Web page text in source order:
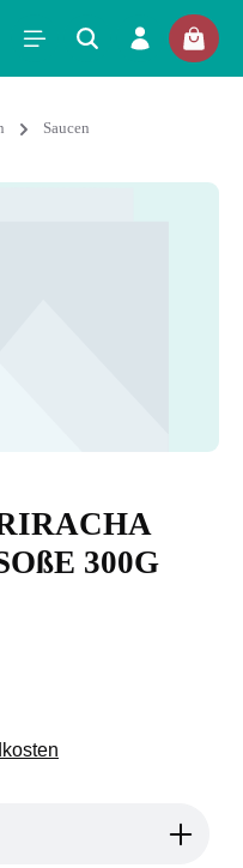
Saucen
0 von 5 Sternen
300G